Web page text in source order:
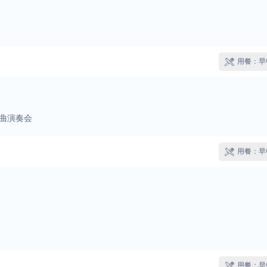
 用餐：
演奏会
 用餐：
用餐：